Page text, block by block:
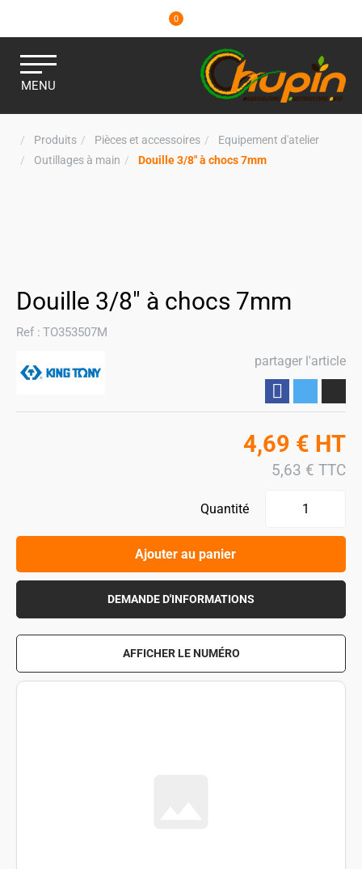
0
MENU
Produits Pièces et accessoires
Equipement d'atelier
Outillages à main
Douille 3/8" à chocs 7mm
Douille 3/8" à chocs 7mm
Ref : TO353507M
partager l'article
4,69 € HT
5,63 € TTC
Quantité
Ajouter au panier
DEMANDE D'INFORMATIONS
AFFICHER LE NUMÉRO